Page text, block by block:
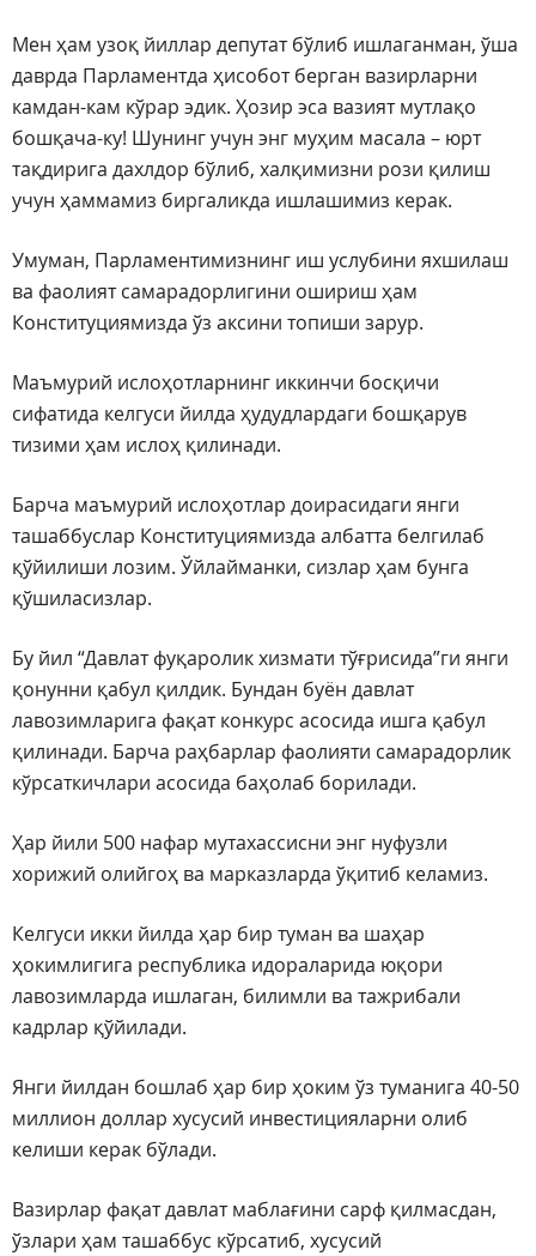
Мен ҳам узоқ йиллар депутат бўлиб ишлаганман, ўша
даврда Парламентда ҳисобот берган вазирларни
камдан-кам кўрар эдик. Ҳозир эса вазият мутлақо
бошқача-ку! Шунинг учун энг муҳим масала – юрт
тақдирига дахлдор бўлиб, халқимизни рози қилиш
учун ҳаммамиз биргаликда ишлашимиз керак.
Умуман, Парламентимизнинг иш услубини яхшилаш
ва фаолият самарадорлигини ошириш ҳам
Конституциямизда ўз аксини топиши зарур.
Маъмурий ислоҳотларнинг иккинчи босқичи
сифатида келгуси йилда ҳудудлардаги бошқарув
тизими ҳам ислоҳ қилинади.
Барча маъмурий ислоҳотлар доирасидаги янги
ташаббуслар Конституциямизда албатта белгилаб
қўйилиши лозим. Ўйлайманки, сизлар ҳам бунга
қўшиласизлар.
Бу йил “Давлат фуқаролик хизмати тўғрисида”ги янги
қонунни қабул қилдик. Бундан буён давлат
лавозимларига фақат конкурс асосида ишга қабул
қилинади. Барча раҳбарлар фаолияти самарадорлик
кўрсаткичлари асосида баҳолаб борилади.
Ҳар йили 500 нафар мутахассисни энг нуфузли
хорижий олийгоҳ ва марказларда ўқитиб келамиз.
Келгуси икки йилда ҳар бир туман ва шаҳар
ҳокимлигига республика идораларида юқори
лавозимларда ишлаган, билимли ва тажрибали
кадрлар қўйилади.
Янги йилдан бошлаб ҳар бир ҳоким ўз туманига 40-50
миллион доллар хусусий инвестицияларни олиб
келиши керак бўлади.
Вазирлар фақат давлат маблағини сарф қилмасдан,
ўзлари ҳам ташаббус кўрсатиб, хусусий